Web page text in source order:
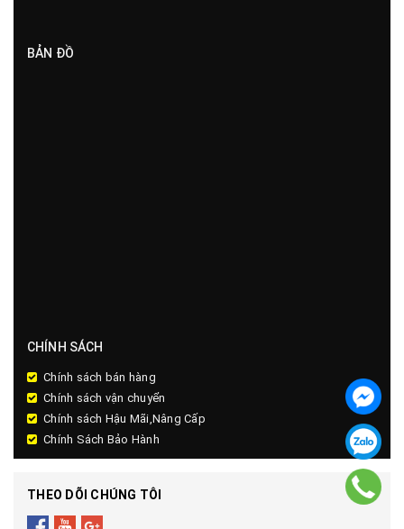
BẢN ĐỒ
CHÍNH SÁCH
Chính sách bán hàng
Chính sách vận chuyển
Chính sách Hậu Mãi,Nâng Cấp
Chính Sách Bảo Hành
THEO DÕI CHÚNG TÔI